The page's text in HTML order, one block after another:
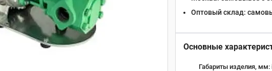
Оптовый склад:
Основные
Габариты изделия, мм: